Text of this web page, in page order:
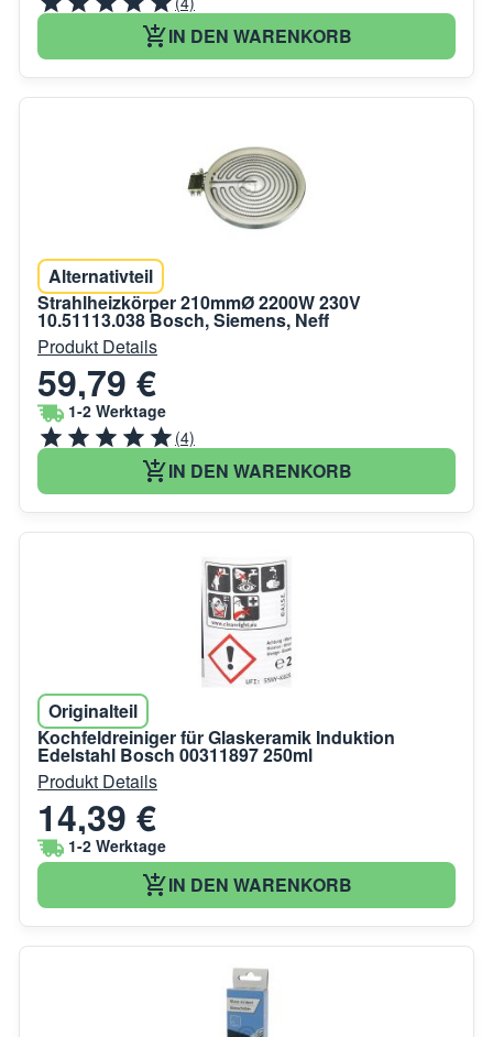
IN DEN WARENKORB
Alternativteil
Strahlheizkörper 210mmØ 2200W 230V
10.51113.038 Bosch, Siemens, Neff
Produkt Details
59,79 €
1-2 Werktage
(4)
IN DEN WARENKORB
Originalteil
Kochfeldreiniger für Glaskeramik Induktion
Edelstahl Bosch 00311897 250ml
Produkt Details
14,39 €
1-2 Werktage
IN DEN WARENKORB